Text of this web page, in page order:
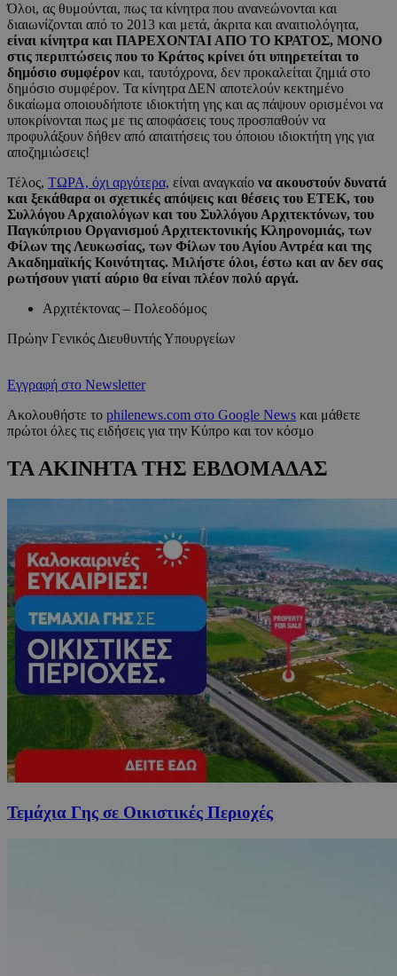
Όλοι, ας θυμούνται, πως τα κίνητρα που ανανεώνονται και
διαιωνίζονται από το 2013 και μετά, άκριτα και αναιτιολόγητα,
είναι κίνητρα και ΠΑΡΕΧΟΝΤΑΙ ΑΠΟ ΤΟ ΚΡΑΤΟΣ, ΜΟΝΟ
στις περιπτώσεις που το Κράτος κρίνει ότι υπηρετείται το
δημόσιο συμφέρον και, ταυτόχρονα, δεν προκαλείται ζημιά στο
δημόσιο συμφέρον. Τα κίνητρα ΔΕΝ αποτελούν κεκτημένο
δικαίωμα οποιουδήποτε ιδιοκτήτη γης και ας πάψουν ορισμένοι να
υποκρίνονται πως με τις αποφάσεις τους προσπαθούν να
προφυλάξουν δήθεν από απαιτήσεις του όποιου ιδιοκτήτη γης για
αποζημιώσεις!
Τέλος, ΤΩΡΑ, όχι αργότερα, είναι αναγκαίο να ακουστούν δυνατά
και ξεκάθαρα οι σχετικές απόψεις και θέσεις του ΕΤΕΚ, του
Συλλόγου Αρχαιολόγων και του Συλλόγου Αρχιτεκτόνων, του
Παγκύπριου Οργανισμού Αρχιτεκτονικής Κληρονομιάς, των
Φίλων της Λευκωσίας, των Φίλων του Αγίου Αντρέα και της
Ακαδημαϊκής Κοινότητας. Μιλήστε όλοι, έστω και αν δεν σας
ρωτήσουν γιατί αύριο θα είναι πλέον πολύ αργά.
Αρχιτέκτονας – Πολεοδόμος
Πρώην Γενικός Διευθυντής Υπουργείων
Εγγραφή στο Newsletter
Ακολουθήστε το philenews.com στο Google News και μάθετε
πρώτοι όλες τις ειδήσεις για την Κύπρο και τον κόσμο
ΤΑ ΑΚΙΝΗΤΑ ΤΗΣ ΕΒΔΟΜΑΔΑΣ
Τεμάχια Γης σε Οικιστικές Περιοχές